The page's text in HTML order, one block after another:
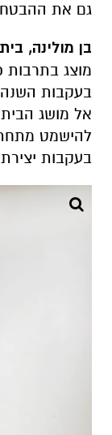
גם את
בן מולינה,
מוצג בתרבות
בעקבות השנה
אל מושג
להישמט מתחת
בעקבות